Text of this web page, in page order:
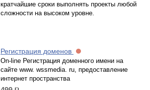
кратчайшие сроки выполнять проекты любой
сложности на высоком уровне.
Регистрация доменов
On-line Регистрация доменного имени на
сайте www. wssmedia. ru, предоставление
интернет пространства